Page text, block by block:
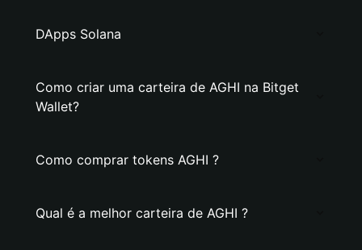
DApps Solana
Como criar uma carteira de AGHI na Bitget
Wallet?
Como comprar tokens AGHI ?
Qual é a melhor carteira de AGHI ?